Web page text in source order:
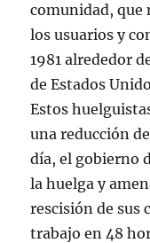
comunidad, que
los usuarios y
1981 alrededor
de Estados
Estos
una reducción
día, el gobierno
la huelga y
rescisión de sus
trabajo en 48